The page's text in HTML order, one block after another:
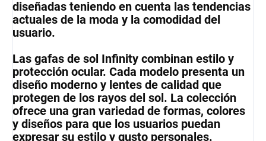
diseñadas teniendo en cuenta las tendencias
actuales de la moda y la comodidad del
usuario.
Las gafas de sol Infinity combinan estilo y
protección ocular. Cada modelo presenta un
diseño moderno y lentes de calidad que
protegen de los rayos del sol. La colección
ofrece una gran variedad de formas, colores
y diseños para que los usuarios puedan
expresar su estilo y gusto personales.